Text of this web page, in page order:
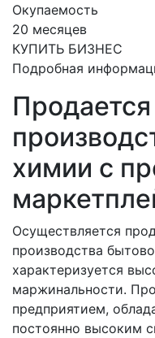
Окупаемость
20 месяцев
КУПИТЬ БИЗНЕС
Подробная
химии с
Осуществляется
производства
характеризуется
маржинальности.
предприятием,
постоянно высоким